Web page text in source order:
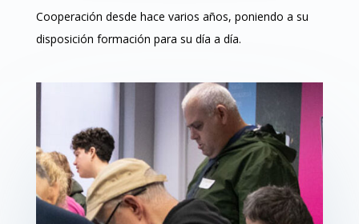
Cooperación desde hace varios años, poniendo a su
disposición formación para su día a día.